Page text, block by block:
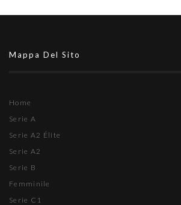
Mappa Del Sito
Home
Serie A
Serie A2 Élite
Serie A2
Serie B
Femminile
Serie C1